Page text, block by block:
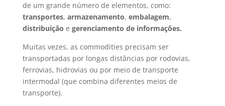
de um grande número de elementos, como:
transportes, armazenamento, embalagem,
distribuição e gerenciamento de informações.
Muitas vezes, as commodities precisam ser
transportadas por longas distâncias por rodovias,
ferrovias, hidrovias ou por meio de transporte
intermodal (que combina diferentes meios de
transporte).